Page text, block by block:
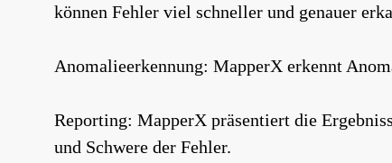
können Fehler viel schneller und genauer
Anomalieerkennung: MapperX erkennt
Reporting: MapperX präsentiert die
und Schwere der Fehler.